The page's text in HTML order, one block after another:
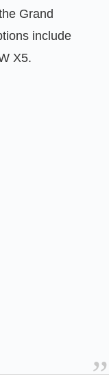
Grand
include
X5.